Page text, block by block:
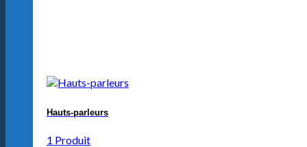
Hauts-parleurs
1 Produit